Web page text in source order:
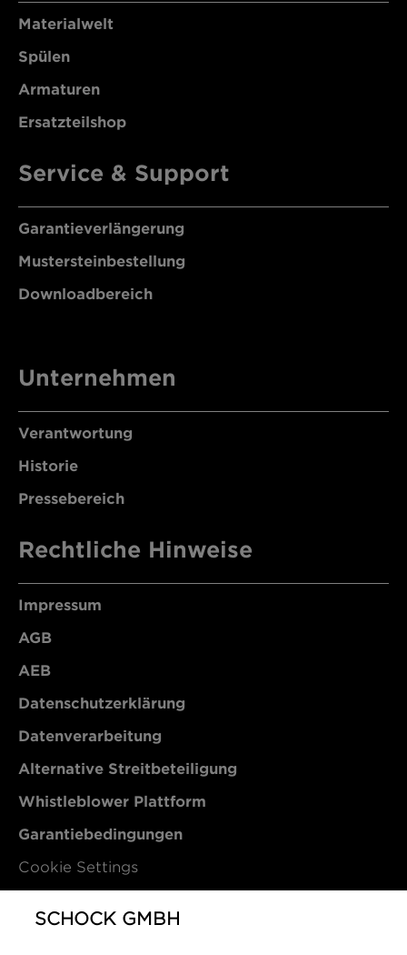
Materialwelt
Spülen
Armaturen
Ersatzteilshop
Service & Support
Garantieverlängerung
Mustersteinbestellung
Downloadbereich
Unternehmen
Verantwortung
Historie
Pressebereich
Rechtliche Hinweise
Impressum
AGB
AEB
Datenschutzerklärung
Datenverarbeitung
Alternative Streitbeteiligung
Whistleblower Plattform
Garantiebedingungen
Cookie Settings
Kontakt
SCHOCK GMBH